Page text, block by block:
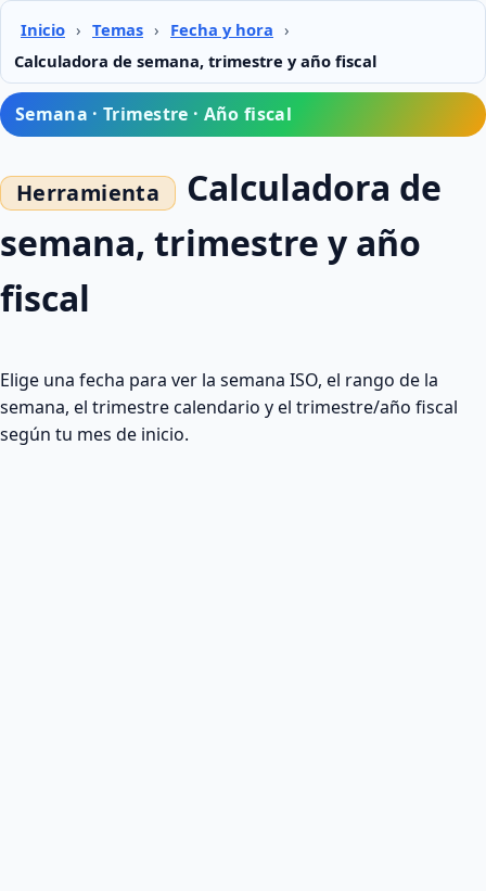
Inicio › Temas › Fecha y hora ›
Calculadora de semana, trimestre y año fiscal
Semana · Trimestre · Año fiscal
Calculadora de
semana, trimestre y año
fiscal
Elige una fecha para ver la semana ISO, el rango de la
semana, el trimestre calendario y el trimestre/año fiscal
según tu mes de inicio.